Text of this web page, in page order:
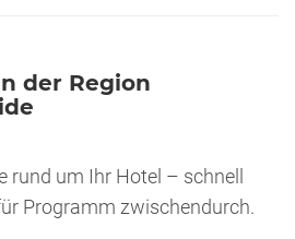
der Region
rund um Ihr Hotel – schnell
Programm zwischendurch.